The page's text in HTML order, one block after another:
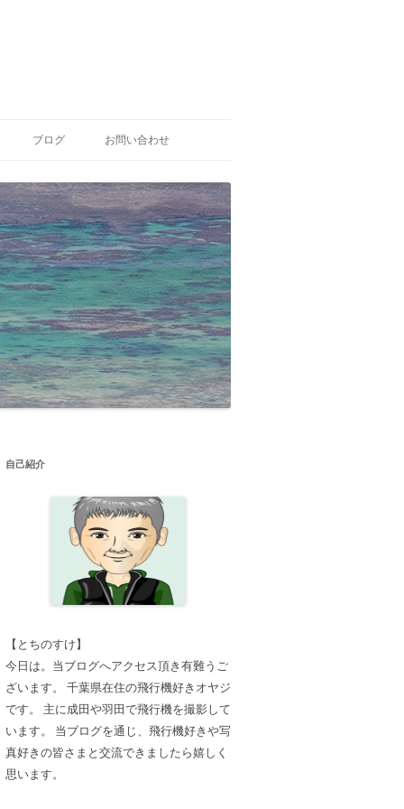
ブログ お問い合わせ
自己紹介
【とちのすけ】
今日は。当ブログへアクセス頂き有難うご
ざいます。 千葉県在住の飛行機好きオヤジ
です。 主に成田や羽田で飛行機を撮影して
います。 当ブログを通じ、飛行機好きや写
真好きの皆さまと交流できましたら嬉しく
思います。